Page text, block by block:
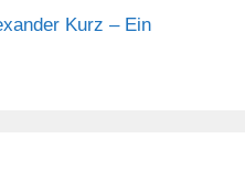
Kurz – Ein